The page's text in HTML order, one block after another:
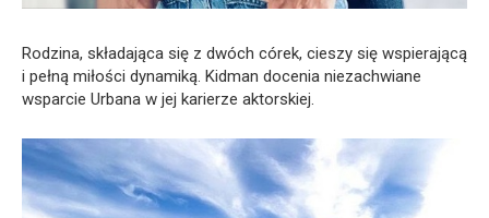
Rodzina, składająca się z dwóch córek, cieszy się wspierającą
i pełną miłości dynamiką. Kidman docenia niezachwiane
wsparcie Urbana w jej karierze aktorskiej.